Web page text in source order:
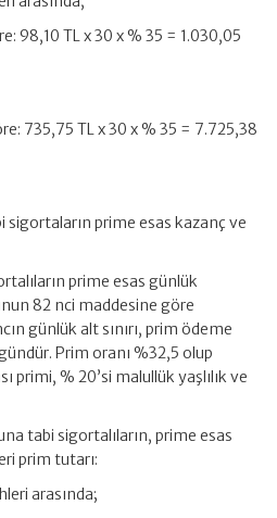
98,10 TL x 30 x % 35 = 1.030,05
735,75 TL x 30 x % 35 = 7.725,38
sigortaların prime esas kazanç ve
prime esas günlük
82 nci maddesine göre
günlük alt sınırı, prim ödeme
Prim oranı %32,5 olup
primi, % 20’si malullük yaşlılık ve
tabi sigortalıların, prime esas
prim tutarı:
arasında;